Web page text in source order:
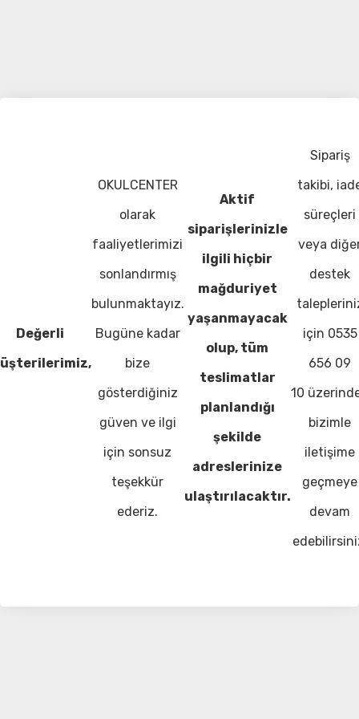
Değerli
OKULCENTER
olarak
faaliyetlerimizi
sonlandırmış
bulunmaktayız.
Bugüne kadar
bize
gösterdiğiniz
güven ve ilgi
için sonsuz
teşekkür
ederiz.
Aktif
siparişlerinizle
ilgili hiçbir
mağduriyet
yaşanmayacak
olup, tüm
teslimatlar
planlandığı
şekilde
adreslerinize
ulaştırılacaktır.
Sipariş
takibi,
süreçleri
veya
destek
için 0535
656 09
10
bizimle
iletişime
geçmeye
devam